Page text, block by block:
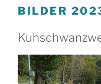
BILDER